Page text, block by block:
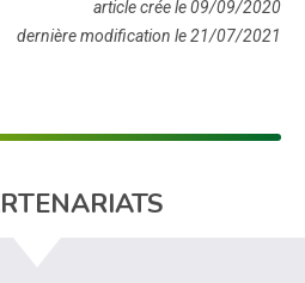
article crée le 09/09/2020
dernière modification le 21/07/2021